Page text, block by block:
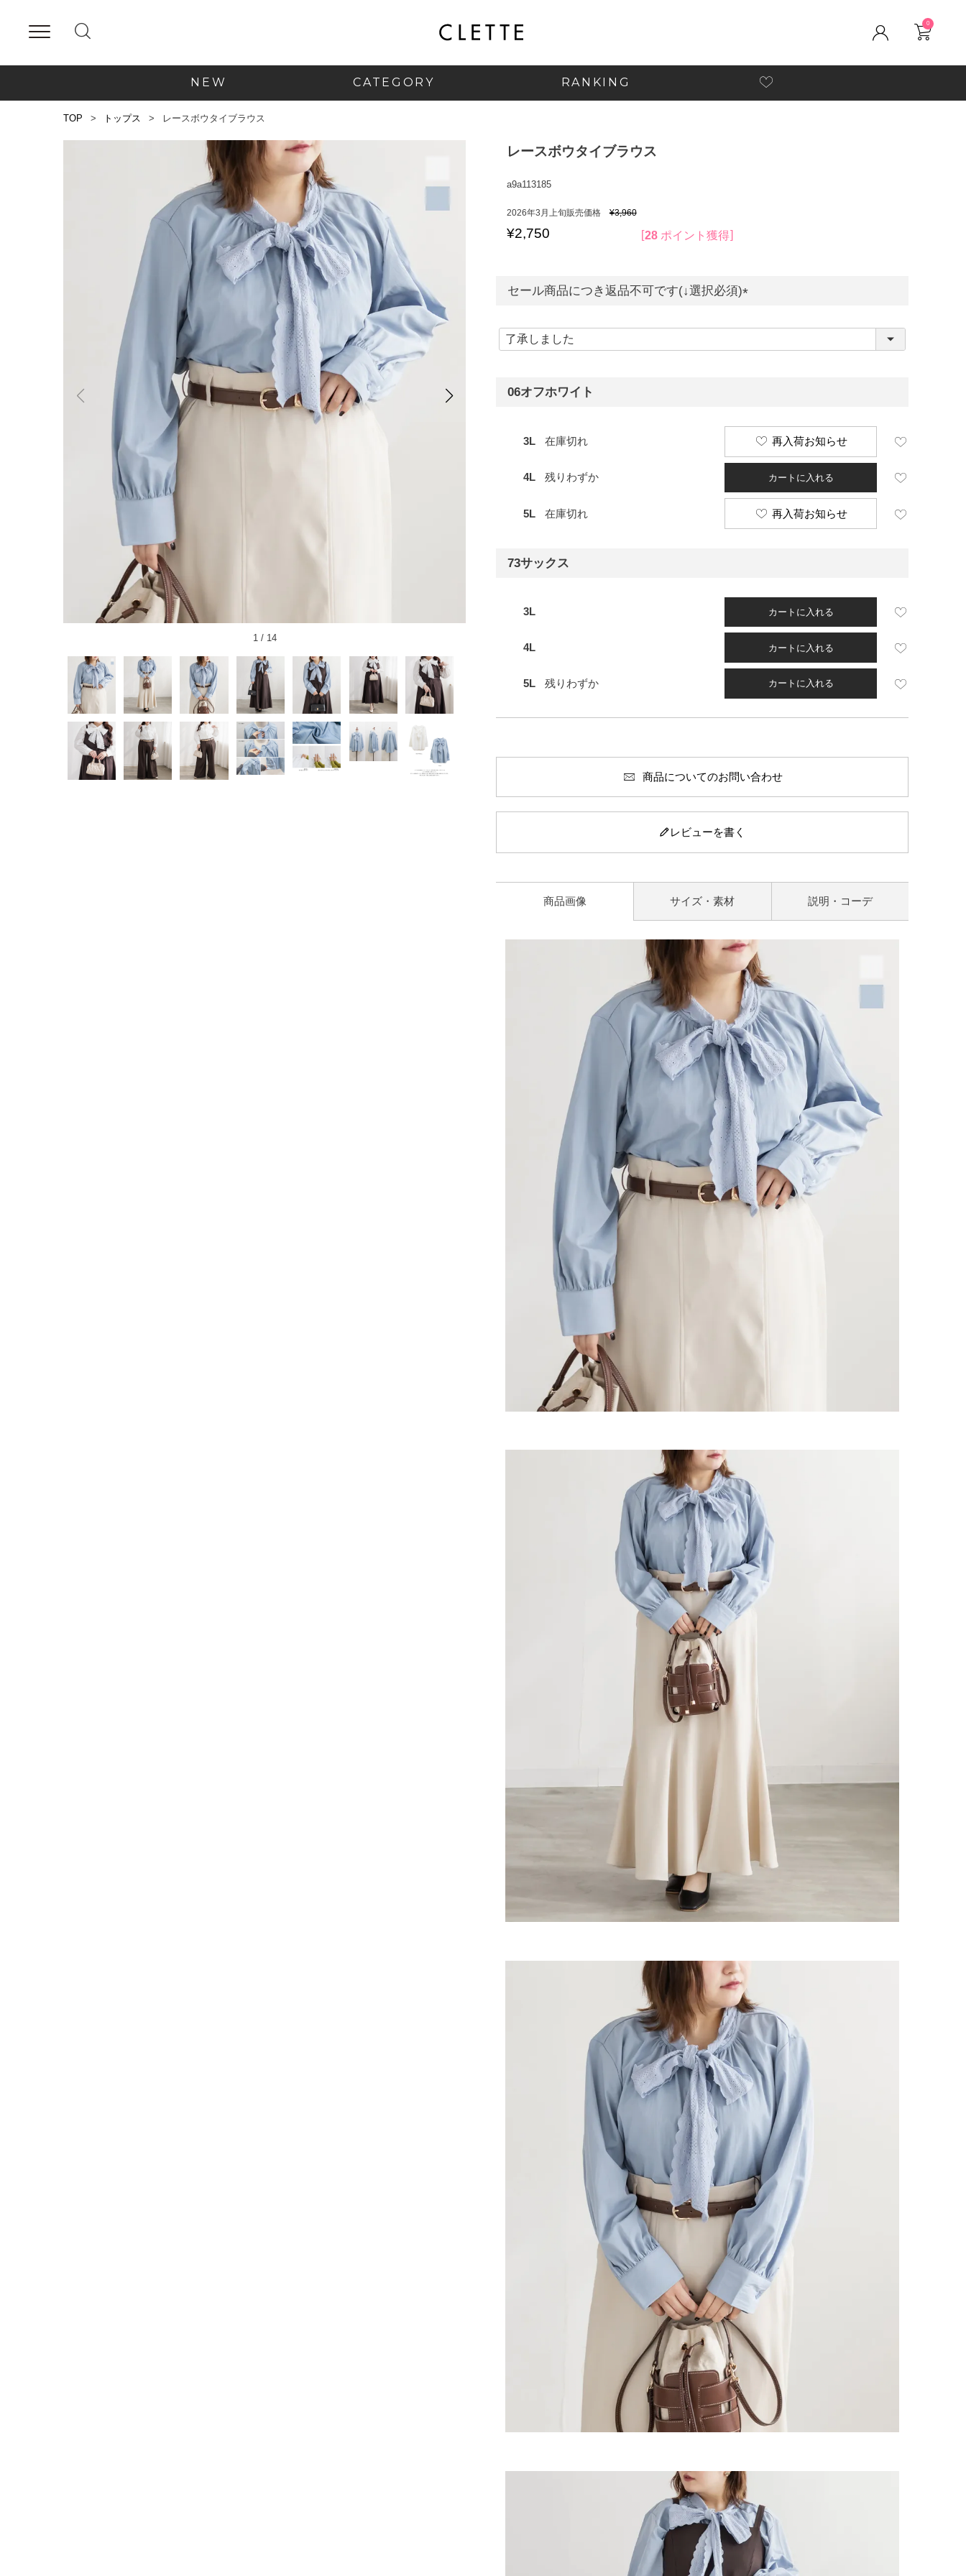
0
NEW CATEGORY RANKING
TOP トップス レースボウタイブラウス
1/ 14
レースボウタイブラウス
a9a113185
2026年3月上旬販売価格 ¥3,960
¥2,750 28 ポイント獲得
セール商品につき返品不可です(↓選択必須)
必
須
06オフホワイト
3L 在庫切れ 再入荷お知らせ
4L 残りわずか カートに入れる
5L 在庫切れ 再入荷お知らせ
73サックス
3L カートに入れる
4L カートに入れる
5L 残りわずか カートに入れる
商品についてのお問い合わせ
レビューを書く
商品画像 サイズ・素材 説明・コーデ